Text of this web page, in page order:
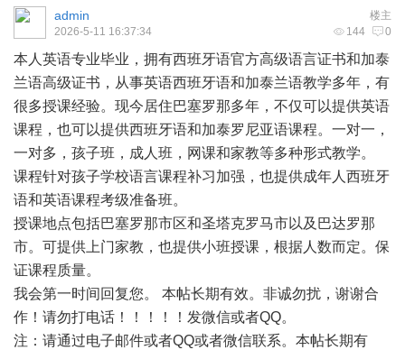
楼主
admin
144 0
2026-5-11 16:37:34
本人英语专业毕业，拥有西班牙语官方高级语言证书和加泰
兰语高级证书，从事英语西班牙语和加泰兰语教学多年，有
很多授课经验。现今居住巴塞罗那多年，不仅可以提供英语
课程，也可以提供西班牙语和加泰罗尼亚语课程。一对一，
一对多，孩子班，成人班，网课和家教等多种形式教学。
课程针对孩子学校语言课程补习加强，也提供成年人西班牙
语和英语课程考级准备班。
授课地点包括巴塞罗那市区和圣塔克罗马市以及巴达罗那
市。可提供上门家教，也提供小班授课，根据人数而定。保
证课程质量。
我会第一时间回复您。 本帖长期有效。非诚勿扰，谢谢合
作！请勿打电话！！！！！发微信或者QQ。
注：请通过电子邮件或者QQ或者微信联系。本帖长期有